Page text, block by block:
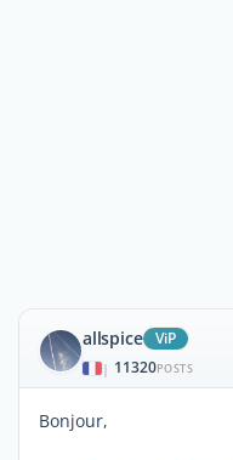
allspice ViP
| 11320POSTS
Bonjour,